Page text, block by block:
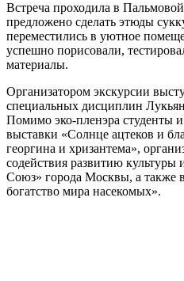
Встреча проходила в
предложено сделать этюды
переместились в уютное
успешно порисовали,
материалы.
Организатором экскурсии
специальных дисциплин
Помимо эко-пленэра студенты
выставки «Солнце ацтеков и
георгина и хризантема»,
содействия развитию культуры
Союз» города Москвы, а также
богатство мира насекомых».